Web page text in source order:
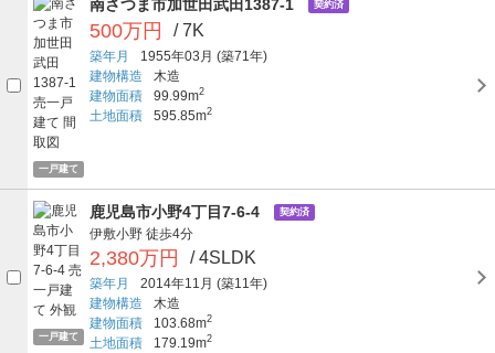
一戸建て
南さつま市加世田武田1387-1 契約済
500万円 / 7K
築年月 1955年03月 (築71年)
建物構造
木造
建物面積
99.99m2
土地面積 595.85m2
一戸建て
鹿児島市小野4丁目7-6-4 契約済
伊敷小野 徒歩4分
2,380万円 / 4SLDK
築年月 2014年11月 (築11年)
建物構造
木造
建物面積
103.68m2
土地面積 179.19m2